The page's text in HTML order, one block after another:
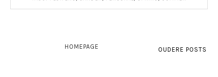
OUDERE POSTS
HOMEPAGE